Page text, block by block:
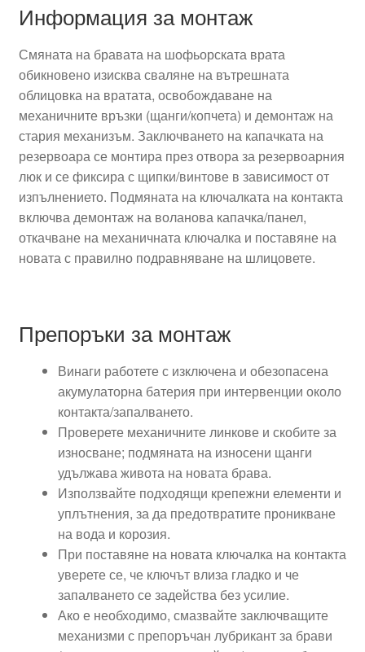
Информация за монтаж
Смяната на бравата на шофьорската врата
обикновено изисква сваляне на вътрешната
облицовка на вратата, освобождаване на
механичните връзки (щанги/копчета) и демонтаж на
стария механизъм. Заключването на капачката на
резервоара се монтира през отвора за резервоарния
люк и се фиксира с щипки/винтове в зависимост от
изпълнението. Подмяната на ключалката на контакта
включва демонтаж на воланова капачка/панел,
откачване на механичната ключалка и поставяне на
новата с правилно подравняване на шлицовете.
Препоръки за монтаж
Винаги работете с изключена и обезопасена
акумулаторна батерия при интервенции около
контакта/запалването.
Проверете механичните линкове и скобите за
износване; подмяната на износени щанги
удължава живота на новата брава.
Използвайте подходящи крепежни елементи и
уплътнения, за да предотвратите проникване
на вода и корозия.
При поставяне на новата ключалка на контакта
уверете се, че ключът влиза гладко и че
запалването се задейства без усилие.
Ако е необходимо, смазвайте заключващите
механизми с препоръчан лубрикант за брави